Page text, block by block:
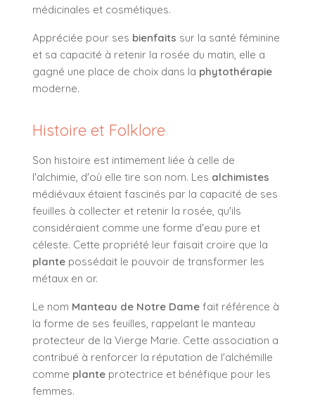
médicinales et cosmétiques.
Appréciée pour ses bienfaits sur la santé féminine
et sa capacité à retenir la rosée du matin, elle a
gagné une place de choix dans la phytothérapie
moderne.
Histoire et Folklore
Son histoire est intimement liée à celle de
l'alchimie, d'où elle tire son nom. Les alchimistes
médiévaux étaient fascinés par la capacité de ses
feuilles à collecter et retenir la rosée, qu'ils
considéraient comme une forme d'eau pure et
céleste. Cette propriété leur faisait croire que la
plante possédait le pouvoir de transformer les
métaux en or.
Le nom Manteau de Notre Dame fait référence à
la forme de ses feuilles, rappelant le manteau
protecteur de la Vierge Marie. Cette association a
contribué à renforcer la réputation de l'alchémille
comme plante protectrice et bénéfique pour les
femmes.